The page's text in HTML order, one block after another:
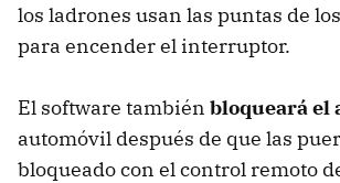
los ladrones usan las puntas de
para encender el interruptor.
El software también bloqueará el
automóvil después de que las
bloqueado con el control remoto